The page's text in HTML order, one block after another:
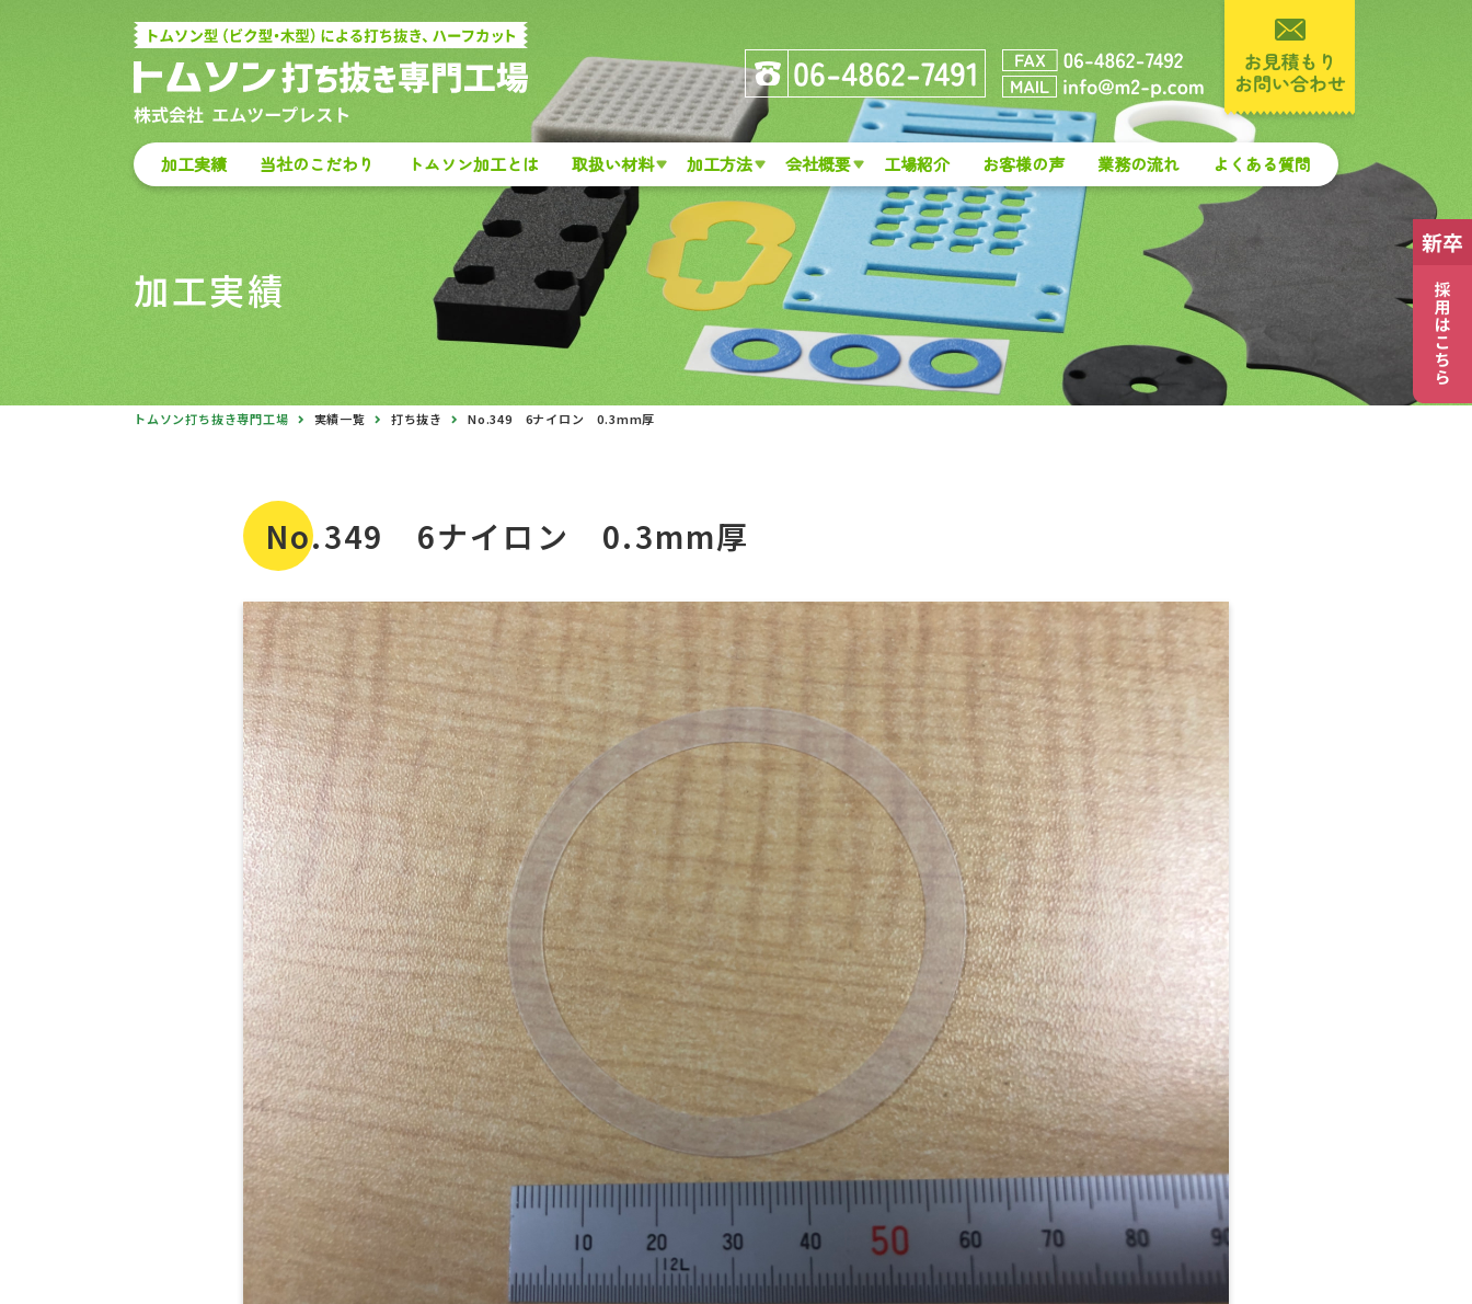
加工実績 当社のこだわり トムソン加工とは 取扱い材料 加工方法 会社概要 工場紹介 お客様の声 業務の流れ よくある質問
加工実績
トムソン打ち抜き専門工場 実績一覧 打ち抜き No.349 6ナイロン 0.3mm厚
No.349 6ナイロン 0.3mm厚